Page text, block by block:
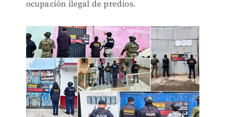
ocupación ilegal de predios.